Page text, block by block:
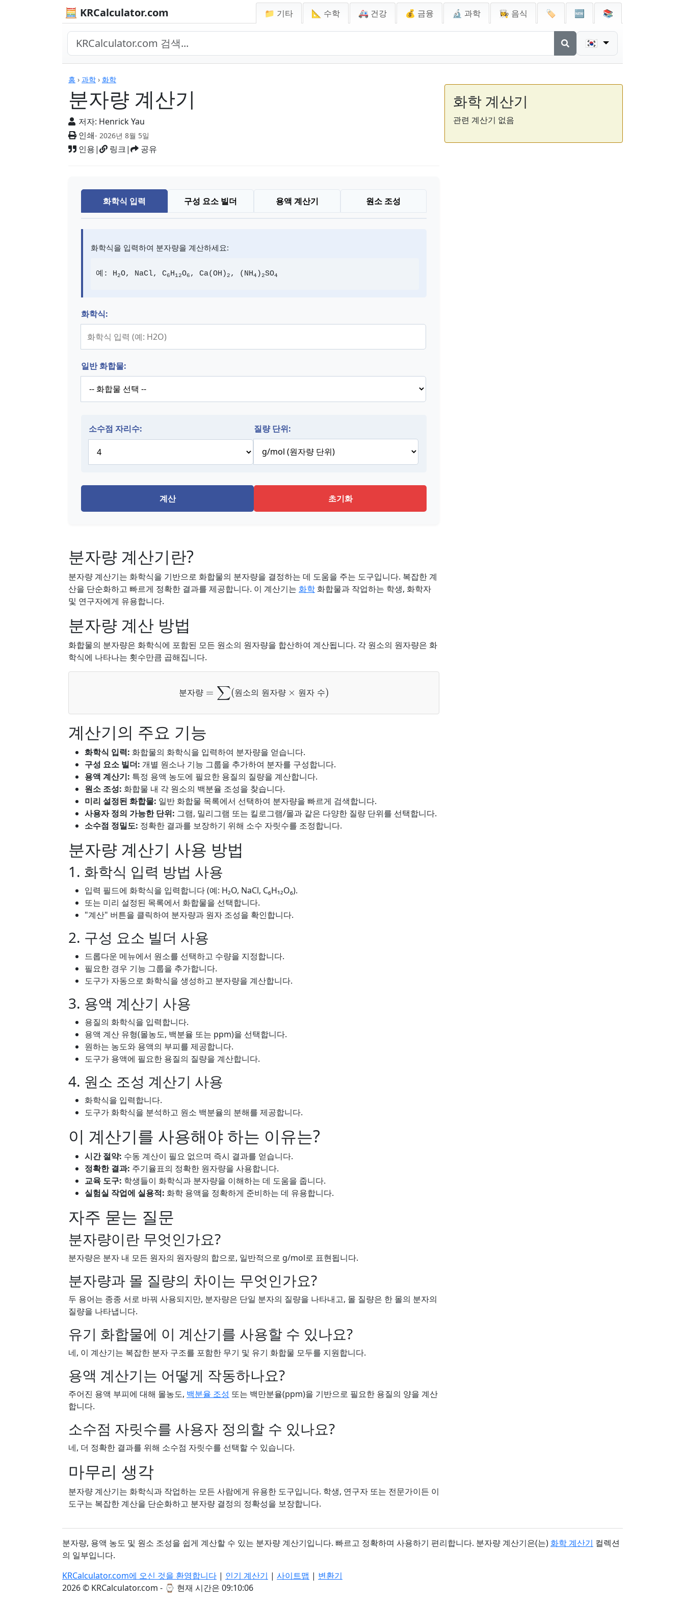
🧮 KRCalculator.com 📁 기타 📐 수학 🚑 건강 💰 금융 🔬 과학 👩‍🍳 음식 🏷️ 🆕 📚
🇰🇷
홈 › 과학 › 화학
분자량 계산기
저자: Henrick Yau
인쇄- 2026년 8월 5일
인용| 링크| 공유
계산기
화학식 입력 구성 요소 빌더 용액 계산기 원소 조성
화학식을 입력하여 분자량을 계산하세요:
예: H2O, NaCl, C6H12O6 , Ca(OH)2 , (NH4 )2SO4
화학식:
일반 화합물:
소수점 자리수: 질량 단위:
계산 초기화
분자량 계산기란?
분자량 계산기는 화학식을 기반으로 화합물의 분자량을 결정하는 데 도움을 주는 도구입니다. 복잡한 계
산을 단순화하고 빠르게 정확한 결과를 제공합니다. 이 계산기는 화학 화합물과 작업하는 학생, 화학자
및 연구자에게 유용합니다.
분자량 계산 방법
화합물의 분자량은 화학식에 포함된 모든 원소의 원자량을 합산하여 계산됩니다. 각 원소의 원자량은 화
학식에 나타나는 횟수만큼 곱해집니다.
분 자 량 원 소 의 원 자 량 원 자
분자량 ∑(원소의 원자량 원자 수 )
계산기의 주요 기능
화학식 입력: 화합물의 화학식을 입력하여 분자량을 얻습니다.
구성 요소 빌더: 개별 원소나 기능 그룹을 추가하여 분자를 구성합니다.
용액 계산기: 특정 용액 농도에 필요한 용질의 질량을 계산합니다.
원소 조성: 화합물 내 각 원소의 백분율 조성을 찾습니다.
미리 설정된 화합물: 일반 화합물 목록에서 선택하여 분자량을 빠르게 검색합니다.
사용자 정의 가능한 단위: 그램, 밀리그램 또는 킬로그램/몰과 같은 다양한 질량 단위를 선택합니다.
소수점 정밀도: 정확한 결과를 보장하기 위해 소수 자릿수를 조정합니다.
분자량 계산기 사용 방법
1. 화학식 입력 방법 사용
입력 필드에 화학식을 입력합니다 (예: H₂O, NaCl, C₆H₁₂O₆).
또는 미리 설정된 목록에서 화합물을 선택합니다.
"계산" 버튼을 클릭하여 분자량과 원자 조성을 확인합니다.
2. 구성 요소 빌더 사용
드롭다운 메뉴에서 원소를 선택하고 수량을 지정합니다.
필요한 경우 기능 그룹을 추가합니다.
도구가 자동으로 화학식을 생성하고 분자량을 계산합니다.
3. 용액 계산기 사용
용질의 화학식을 입력합니다.
용액 계산 유형(몰농도, 백분율 또는 ppm)을 선택합니다.
원하는 농도와 용액의 부피를 제공합니다.
도구가 용액에 필요한 용질의 질량을 계산합니다.
4. 원소 조성 계산기 사용
화학식을 입력합니다.
도구가 화학식을 분석하고 원소 백분율의 분해를 제공합니다.
이 계산기를 사용해야 하는 이유는?
시간 절약: 수동 계산이 필요 없으며 즉시 결과를 얻습니다.
정확한 결과: 주기율표의 정확한 원자량을 사용합니다.
교육 도구: 학생들이 화학식과 분자량을 이해하는 데 도움을 줍니다.
실험실 작업에 실용적: 화학 용액을 정확하게 준비하는 데 유용합니다.
자주 묻는 질문
분자량이란 무엇인가요?
분자량은 분자 내 모든 원자의 원자량의 합으로, 일반적으로 g/mol로 표현됩니다.
분자량과 몰 질량의 차이는 무엇인가요?
두 용어는 종종 서로 바꿔 사용되지만, 분자량은 단일 분자의 질량을 나타내고, 몰 질량은 한 몰의 분자의
질량을 나타냅니다.
유기 화합물에 이 계산기를 사용할 수 있나요?
네, 이 계산기는 복잡한 분자 구조를 포함한 무기 및 유기 화합물 모두를 지원합니다.
용액 계산기는 어떻게 작동하나요?
주어진 용액 부피에 대해 몰농도, 백분율 조성 또는 백만분율(ppm)을 기반으로 필요한 용질의 양을 계산
합니다.
소수점 자릿수를 사용자 정의할 수 있나요?
네, 더 정확한 결과를 위해 소수점 자릿수를 선택할 수 있습니다.
마무리 생각
분자량 계산기는 화학식과 작업하는 모든 사람에게 유용한 도구입니다. 학생, 연구자 또는 전문가이든 이
도구는 복잡한 계산을 단순화하고 분자량 결정의 정확성을 보장합니다.
화학 계산기
관련 계산기 없음
분자량, 용액 농도 및 원소 조성을 쉽게 계산할 수 있는 분자량 계산기입니다. 빠르고 정확하며 사용하기 편리합니다. 분자량 계산기은(는) 화학 계산기 컬렉션
의 일부입니다.
KRCalculator.com에 오신 것을 환영합니다 | 인기 계산기 | 사이트맵 | 변환기
2026 © KRCalculator.com - ⌚ 현재 시간은 09:10:07